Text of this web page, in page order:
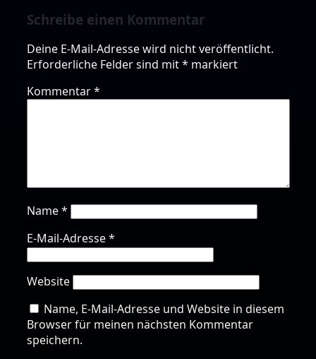
Schreibe einen Kommentar
Deine E-Mail-Adresse wird nicht veröffentlicht.
Erforderliche Felder sind mit* markiert
Kommentar*
Name*
E-Mail-Adresse*
Website
Name, E-Mail-Adresse und Website in diesem
Browser für meinen nächsten Kommentar
speichern.